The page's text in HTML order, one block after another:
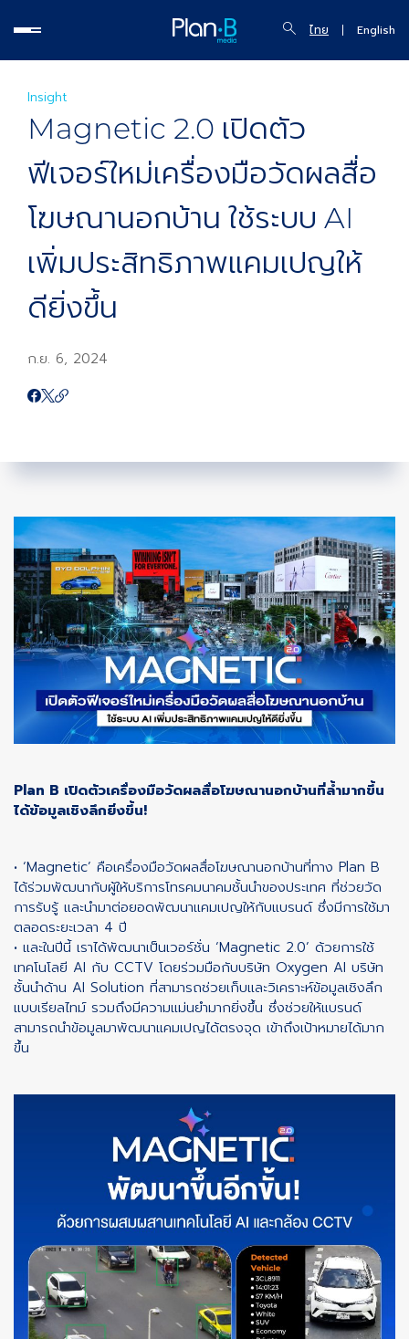
ไทย English
Insight
Magnetic 2.0 เปิดตัว
ฟีเจอร์ใหม่เครื่องมือวัดผลสื่อ
โฆษณานอกบ้าน ใช้ระบบ AI
เพิ่มประสิทธิภาพแคมเปญให้
ดียิ่งขึ้น
ก.ย. 6, 2024
Plan B เปิดตัวเครื่องมือวัดผลสื่อโฆษณานอกบ้านที่ล้ำมากขึ้น
ได้ข้อมูลเชิงลึกยิ่งขึ้น!
• ‘Magnetic’ คือเครื่องมือวัดผลสื่อโฆษณานอกบ้านที่ทาง Plan B
ได้ร่วมพัฒนากับผู้ให้บริการโทรคมนาคมชั้นนำของประเทศ ที่ช่วยวัด
การรับรู้ และนำมาต่อยอดพัฒนาแคมเปญให้กับแบรนด์ ซึ่งมีการใช้มา
ตลอดระยะเวลา 4 ปี
• และในปีนี้ เราได้พัฒนาเป็นเวอร์ชั่น ‘Magnetic 2.0’ ด้วยการใช้
เทคโนโลยี AI กับ CCTV โดยร่วมมือกับบริษัท Oxygen AI บริษัท
ชั้นนำด้าน AI Solution ที่สามารถช่วยเก็บและวิเคราะห์ข้อมูลเชิงลึก
แบบเรียลไทม์ รวมถึงมีความแม่นยำมากยิ่งขึ้น ซึ่งช่วยให้แบรนด์
สามารถนำข้อมูลมาพัฒนาแคมเปญได้ตรงจุด เข้าถึงเป้าหมายได้มาก
ขึ้น